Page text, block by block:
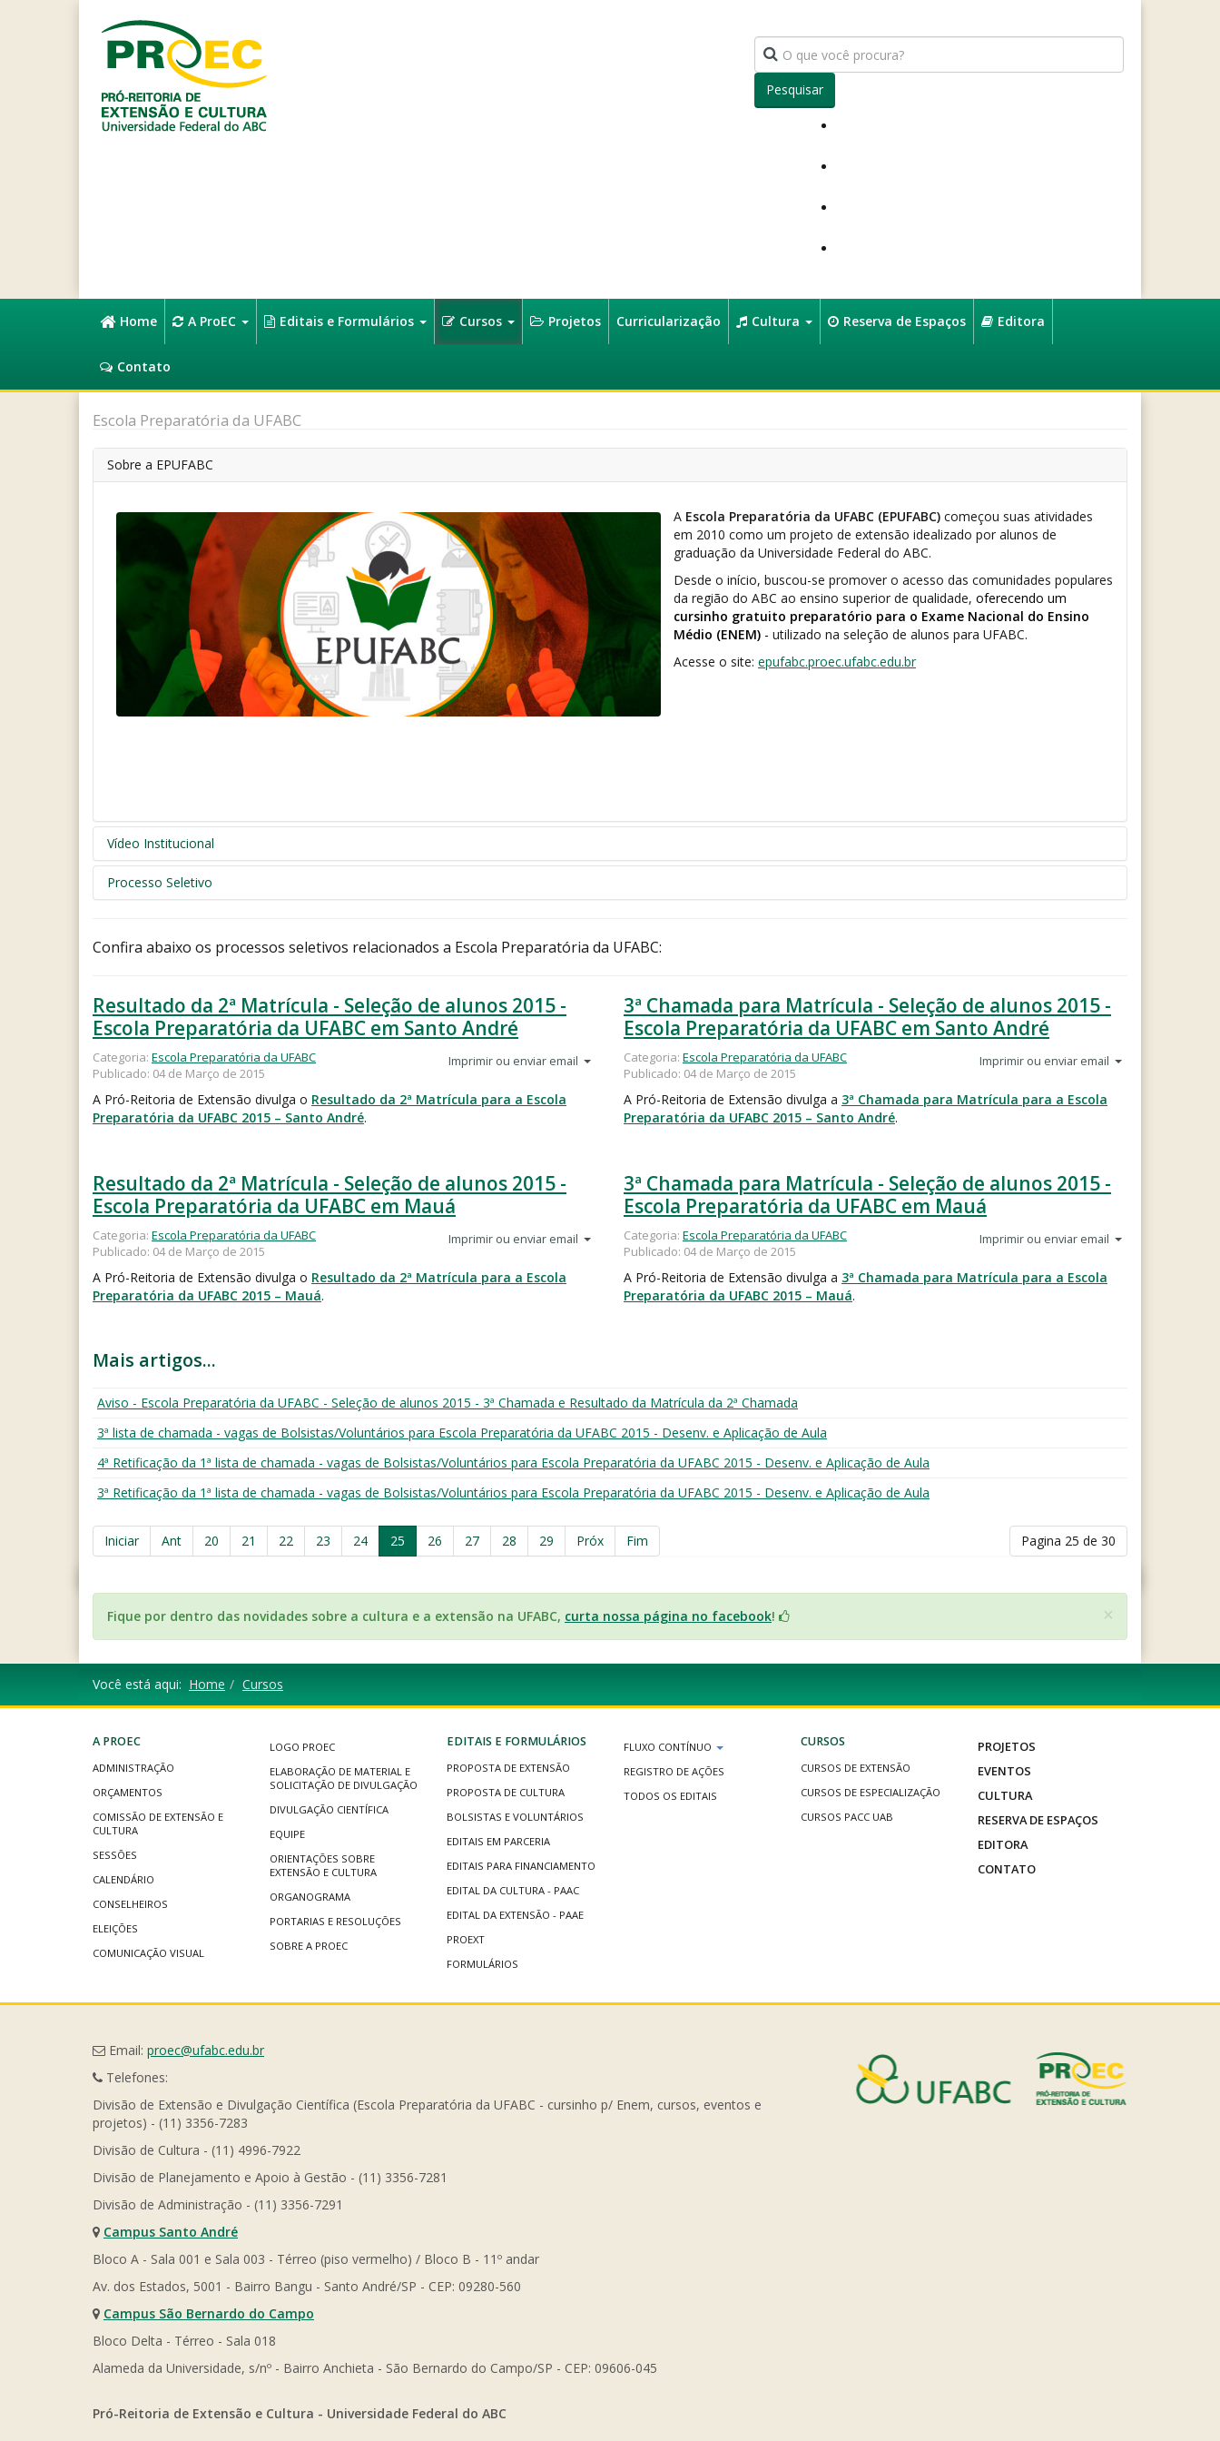
Pesquisar
Home A ProEC Editais e Formulários Cursos Projetos Curricularização Cultura Reserva de Espaços Editora
Contato
Escola Preparatória da UFABC
Sobre a EPUFABC
A Escola Preparatória da UFABC (EPUFABC) começou suas atividades
em 2010 como um projeto de extensão idealizado por alunos de
graduação da Universidade Federal do ABC.
Desde o início, buscou-se promover o acesso das comunidades populares
da região do ABC ao ensino superior de qualidade, oferecendo um
cursinho gratuito preparatório para o Exame Nacional do Ensino
Médio (ENEM) - utilizado na seleção de alunos para UFABC.
Acesse o site: epufabc.proec.ufabc.edu.br
Vídeo Institucional
Processo Seletivo
Confira abaixo os processos seletivos relacionados a Escola Preparatória da UFABC:
Resultado da 2ª Matrícula - Seleção de alunos 2015 -
Escola Preparatória da UFABC em Santo André
Imprimir ou enviar email
Categoria: Escola Preparatória da UFABC
Publicado: 04 de Março de 2015
A Pró-Reitoria de Extensão divulga o Resultado da 2ª Matrícula para a Escola
Preparatória da UFABC 2015 – Santo André.
3ª Chamada para Matrícula - Seleção de alunos 2015 -
Escola Preparatória da UFABC em Santo André
Imprimir ou enviar email
Categoria: Escola Preparatória da UFABC
Publicado: 04 de Março de 2015
A Pró-Reitoria de Extensão divulga a 3ª Chamada para Matrícula para a Escola
Preparatória da UFABC 2015 – Santo André.
Resultado da 2ª Matrícula - Seleção de alunos 2015 -
Escola Preparatória da UFABC em Mauá
Imprimir ou enviar email
Categoria: Escola Preparatória da UFABC
Publicado: 04 de Março de 2015
A Pró-Reitoria de Extensão divulga o Resultado da 2ª Matrícula para a Escola
Preparatória da UFABC 2015 – Mauá.
3ª Chamada para Matrícula - Seleção de alunos 2015 -
Escola Preparatória da UFABC em Mauá
Imprimir ou enviar email
Categoria: Escola Preparatória da UFABC
Publicado: 04 de Março de 2015
A Pró-Reitoria de Extensão divulga a 3ª Chamada para Matrícula para a Escola
Preparatória da UFABC 2015 – Mauá.
Mais artigos...
Aviso - Escola Preparatória da UFABC - Seleção de alunos 2015 - 3ª Chamada e Resultado da Matrícula da 2ª Chamada
3ª lista de chamada - vagas de Bolsistas/Voluntários para Escola Preparatória da UFABC 2015 - Desenv. e Aplicação de Aula
4ª Retificação da 1ª lista de chamada - vagas de Bolsistas/Voluntários para Escola Preparatória da UFABC 2015 - Desenv. e Aplicação de Aula
3ª Retificação da 1ª lista de chamada - vagas de Bolsistas/Voluntários para Escola Preparatória da UFABC 2015 - Desenv. e Aplicação de Aula
Pagina 25 de 30
Iniciar Ant 20 21 22 23 24 25 26 27 28 29 Próx Fim
×
Fique por dentro das novidades sobre a cultura e a extensão na UFABC, curta nossa página no facebook!
Você está aqui: Home Cursos
A PROEC
ADMINISTRAÇÃO
ORÇAMENTOS
COMISSÃO DE EXTENSÃO E
CULTURA
SESSÕES
CALENDÁRIO
CONSELHEIROS
ELEIÇÕES
COMUNICAÇÃO VISUAL
LOGO PROEC
ELABORAÇÃO DE MATERIAL E
SOLICITAÇÃO DE DIVULGAÇÃO
DIVULGAÇÃO CIENTÍFICA
EQUIPE
ORIENTAÇÕES SOBRE
EXTENSÃO E CULTURA
ORGANOGRAMA
PORTARIAS E RESOLUÇÕES
SOBRE A PROEC
EDITAIS E FORMULÁRIOS
PROPOSTA DE EXTENSÃO
PROPOSTA DE CULTURA
BOLSISTAS E VOLUNTÁRIOS
EDITAIS EM PARCERIA
EDITAIS PARA FINANCIAMENTO
EDITAL DA CULTURA - PAAC
EDITAL DA EXTENSÃO - PAAE
PROEXT
FORMULÁRIOS
FLUXO CONTÍNUO
REGISTRO DE AÇÕES
TODOS OS EDITAIS
CURSOS
CURSOS DE EXTENSÃO
CURSOS DE ESPECIALIZAÇÃO
CURSOS PACC UAB
PROJETOS
EVENTOS
CULTURA
RESERVA DE ESPAÇOS
EDITORA
CONTATO
Email: proec@ufabc.edu.br
Telefones:
Divisão de Extensão e Divulgação Científica (Escola Preparatória da UFABC - cursinho p/ Enem, cursos, eventos e
projetos) - (11) 3356-7283
Divisão de Cultura - (11) 4996-7922
Divisão de Planejamento e Apoio à Gestão - (11) 3356-7281
Divisão de Administração - (11) 3356-7291
Campus Santo André
Bloco A - Sala 001 e Sala 003 - Térreo (piso vermelho) / Bloco B - 11º andar
Av. dos Estados, 5001 - Bairro Bangu - Santo André/SP - CEP: 09280-560
Campus São Bernardo do Campo
Bloco Delta - Térreo - Sala 018
Alameda da Universidade, s/nº - Bairro Anchieta - São Bernardo do Campo/SP - CEP: 09606-045
Pró-Reitoria de Extensão e Cultura - Universidade Federal do ABC